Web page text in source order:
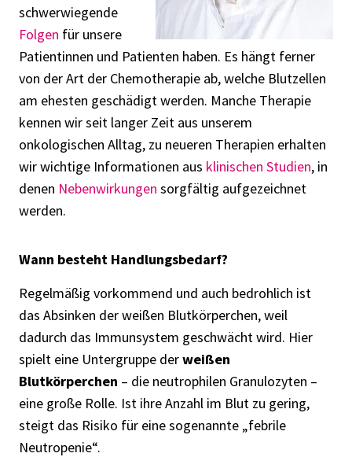
schwerwiegende
Folgen für unsere
Patientinnen und Patienten haben. Es hängt ferner
von der Art der Chemotherapie ab, welche Blutzellen
am ehesten geschädigt werden. Manche Therapie
kennen wir seit langer Zeit aus unserem
onkologischen Alltag, zu neueren Therapien erhalten
wir wichtige Informationen aus klinischen Studien, in
denen Nebenwirkungen sorgfältig aufgezeichnet
werden.
Wann besteht Handlungsbedarf?
Regelmäßig vorkommend und auch bedrohlich ist
das Absinken der weißen Blutkörperchen, weil
dadurch das Immunsystem geschwächt wird. Hier
spielt eine Untergruppe derweißen
Blutkörperchen – die neutrophilen Granulozyten –
eine große Rolle. Ist ihre Anzahl im Blut zu gering,
steigt das Risiko für eine sogenannte „febrile
Neutropenie“.